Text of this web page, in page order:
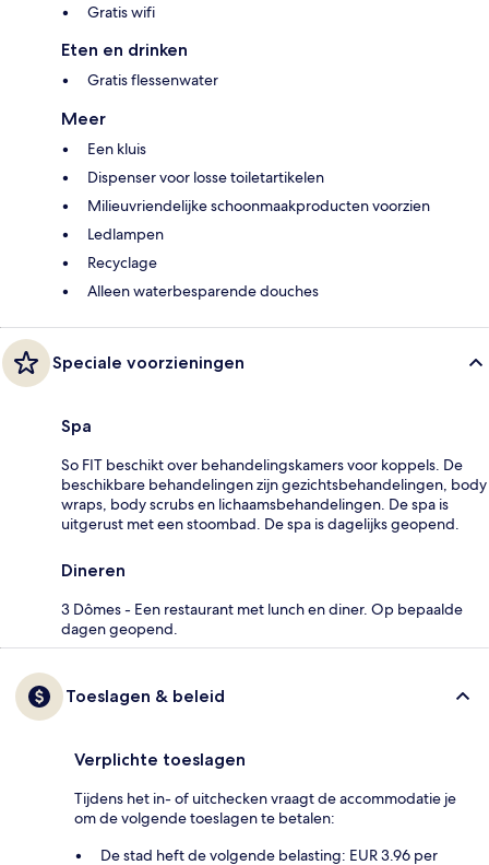
Gratis wifi
Eten en drinken
Gratis flessenwater
Meer
Een kluis
Dispenser voor losse toiletartikelen
Milieuvriendelijke schoonmaakproducten voorzien
Ledlampen
Recyclage
Alleen waterbesparende douches
Speciale voorzieningen
Spa
So FIT beschikt over behandelingskamers voor koppels. De
beschikbare behandelingen zijn gezichtsbehandelingen, body
wraps, body scrubs en lichaamsbehandelingen. De spa is
uitgerust met een stoombad. De spa is dagelijks geopend.
Dineren
3 Dômes - Een restaurant met lunch en diner. Op bepaalde
dagen geopend.
Toeslagen & beleid
Verplichte toeslagen
Tijdens het in- of uitchecken vraagt de accommodatie je
om de volgende toeslagen te betalen:
De stad heft de volgende belasting: EUR 3.96 per